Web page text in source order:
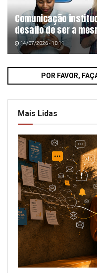
Comunicação
desafio de ser a
14/07/2026 - 10:11
POR FAVOR,
Mais Lidas